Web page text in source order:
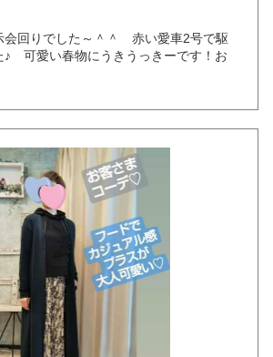
会回りでした～＾＾ 赤い愛車2号で駆
♪ 可愛い春物にうきうっきーです！お